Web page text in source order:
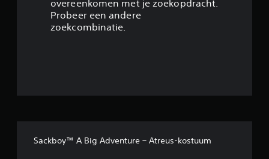
t
overeenkomen met je zoekopdracht.
Probeer een andere
zoekcombinatie.
Sackboy™ A Big Adventure – Atreus-kostuum